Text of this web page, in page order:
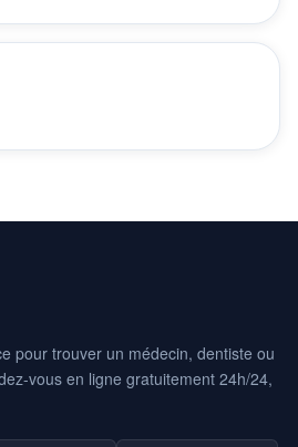
pour trouver un médecin, dentiste ou
vous en ligne gratuitement 24h/24,